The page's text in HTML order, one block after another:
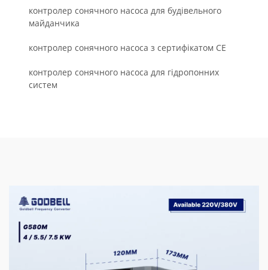
контролер сонячного насоса для будівельного
майданчика
контролер сонячного насоса з сертифікатом СЕ
контролер сонячного насоса для гідропонних
систем